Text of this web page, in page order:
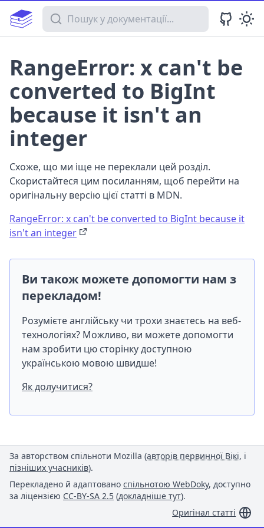
Пошук у документації
RangeError: x can't be
converted to BigInt
because it isn't an
integer
Схоже, що ми іще не переклали цей розділ.
Скористайтеся цим посиланням, щоб перейти на
оригінальну версію цієї статті в MDN.
RangeError: x can't be converted to BigInt because it
isn't an integer
Ви також можете допомогти нам з
перекладом!
Розумієте англійську чи трохи знаєтесь на веб-
технологіях? Можливо, ви можете допомогти
нам зробити цю сторінку доступною
українською мовою швидше!
Як долучитися?
За авторством спільноти Mozilla (авторів первинної Вікі, і
пізніших учасників).
Перекладено й адаптовано спільнотою WebDoky, доступно
за ліцензією CC-BY-SA 2.5 (докладніше тут).
Оригінал статті